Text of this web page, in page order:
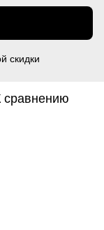
скидки
сравнению